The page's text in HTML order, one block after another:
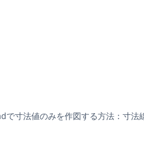
で寸法値のみを作図する方法：寸法